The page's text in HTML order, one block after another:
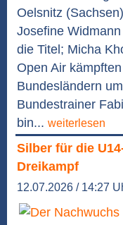
Oelsnitz
Josefine
die Titel; Micha
Open Air
Bundesländern
Bundestrainer
bin... weiterlesen
Silber für die
Dreikampf
12.07.2026 / 14:27